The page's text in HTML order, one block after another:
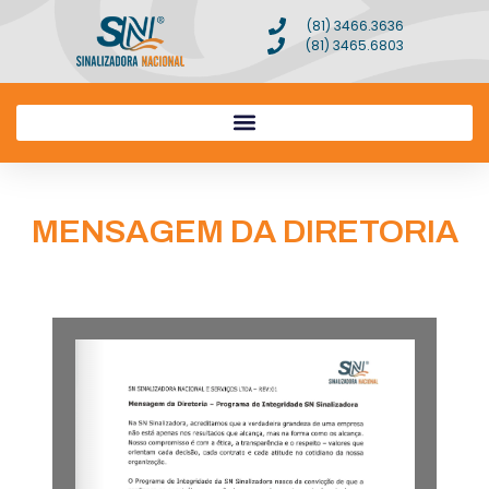
(81) 3466.3636
(81) 3465.6803
MENSAGEM DA DIRETORIA